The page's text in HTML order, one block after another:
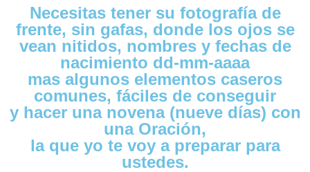
Necesitas tener su fotografía de
frente, sin gafas, donde los ojos se
vean nitidos, nombres y fechas de
nacimiento dd-mm-aaaa
mas algunos elementos caseros
comunes, fáciles de conseguir
y hacer una novena (nueve días) con
una Oración,
la que yo te voy a preparar para
ustedes.